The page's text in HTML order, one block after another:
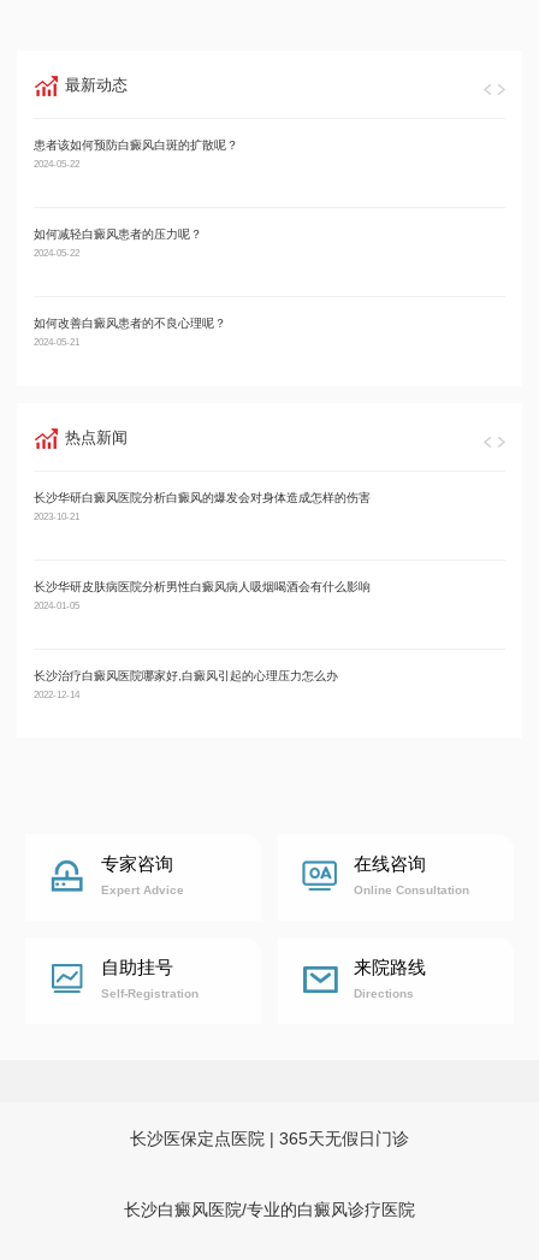
最新动态
患者该如何预防白癜风白斑的扩散呢？
2024-05-22
如何减轻白癜风患者的压力呢？
2024-05-22
如何改善白癜风患者的不良心理呢？
2024-05-21
热点新闻
长沙华研白癜风医院分析白癜风的爆发会对身体造成怎样的伤害
2023-10-21
长沙华研皮肤病医院分析男性白癜风病人吸烟喝酒会有什么影响
2024-01-05
长沙治疗白癜风医院哪家好,白癜风引起的心理压力怎么办
2022-12-14
专家咨询
Expert Advice
在线咨询
Online Consultation
自助挂号
Self-Registration
来院路线
Directions
长沙医保定点医院 | 365天无假日门诊
长沙白癜风医院/专业的白癜风诊疗医院